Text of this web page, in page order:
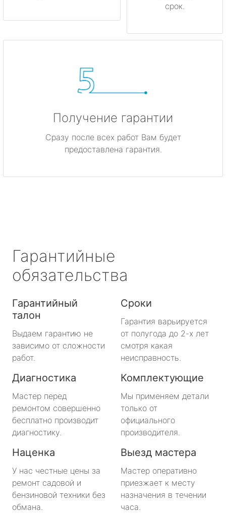
срок.
Получение гарантии
Сразу после всех работ Вам будет
предоставлена гарантия.
Гарантийные
обязательства
Гарантийный
талон
Выдаем гарантию не
зависимо от сложности
работ.
Сроки
Гарантия варьируется
от полугода до 2-х лет
смотря какая
неисправность.
Диагностика
Мастер перед
ремонтом совершенно
бесплатно производит
диагностику.
Комплектующие
Мы применяем детали
только от
официального
производителя.
Наценка
У нас честные цены за
ремонт садовой и
бензиновой техники без
обмана.
Выезд мастера
Мастер оперативно
приезжает к месту
назначения в течении
часа.